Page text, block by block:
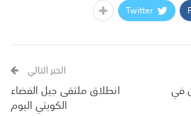
Twitter
في
الخبر التالي
انطلاق ملتقى جيل الفضاء
الكويتي اليوم